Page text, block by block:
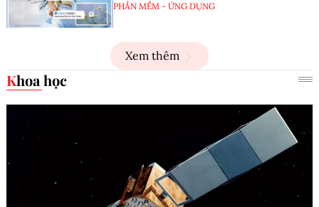
PHẦN MỀM - ỨNG DỤNG
Xem thêm
Khoa học